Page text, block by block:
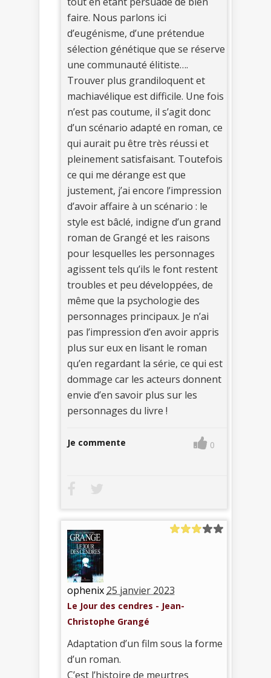
faire. Nous parlons ici
d’eugénisme, d’une prétendue
sélection génétique que se réserve
une communauté élitiste….
Trouver plus grandiloquent et
machiavélique est difficile. Une fois
n’est pas coutume, il s’agit donc
d’un scénario adapté en roman, ce
qui aurait pu être très réussi et
pleinement satisfaisant. Toutefois
ce qui me dérange est que
justement, j’ai encore l’impression
d’avoir affaire à un scénario : le
style est bâclé, indigne d’un grand
roman de Grangé et les raisons
pour lesquelles les personnages
agissent tels qu’ils le font restent
troubles et peu développées, de
même que la psychologie des
personnages principaux. Je n’ai
pas l’impression d’en avoir appris
plus sur eux en lisant le roman
qu’en regardant la série, ce qui est
dommage car les acteurs donnent
envie d’en savoir plus sur les
personnages du livre !
Je commente 0
ophenix 25 janvier 2023
Le Jour des cendres - Jean-
Christophe Grangé
Adaptation d’un film sous la forme
d’un roman.
C’est l’histoire de meurtres